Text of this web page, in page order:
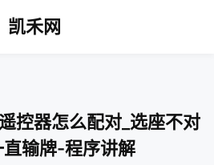
凯禾网
控器怎么配对_选座不对
输牌-程序讲解